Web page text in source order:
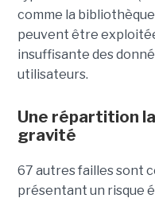
comme la
peuvent être
insuffisante des
utilisateurs.
Une répartition
gravité
67 autres failles sont
présentant un risque